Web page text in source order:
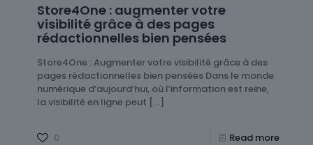
Store4One : augmenter votre
visibilité grâce à des pages
rédactionnelles bien pensées
Store4One : Augmenter votre visibilité grâce à des
pages rédactionnelles bien pensées Dans le monde
numérique d’aujourd’hui, où l’information est reine,
la visibilité en ligne peut […]
0 Read more